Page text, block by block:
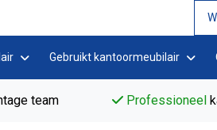
Gebruikt kantoormeubilair
team Professioneel